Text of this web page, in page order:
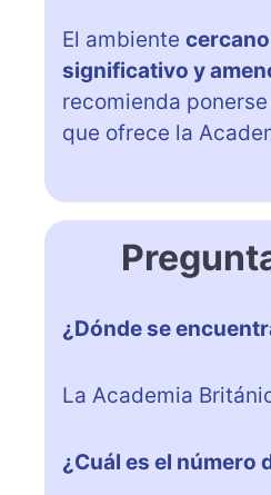
El ambiente
significativo y
recomienda
que ofrece la
¿Dónde se
La Academia
¿Cuál es el número